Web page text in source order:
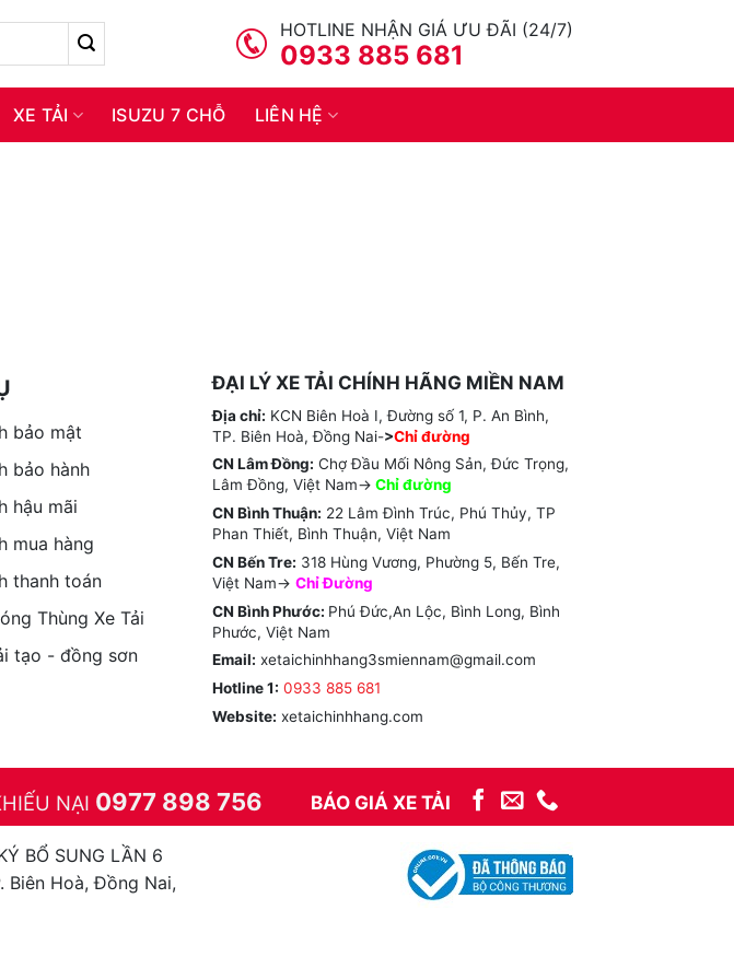
HOTLINE NHẬN GIÁ ƯU ĐÃI (24/7)
0933 885 681
XE TẢI ISUZU 7 CHỖ LIÊN HỆ
bảo mật
bảo hành
hậu mãi
mua hàng
thanh toán
Thùng Xe Tải
tạo - đồng sơn
ĐẠI LÝ XE TẢI CHÍNH HÃNG MIỀN NAM
Địa chỉ: KCN Biên Hoà I, Đường số 1, P. An Bình,
TP. Biên Hoà, Đồng Nai->Chỉ đường
CN Lâm Đồng: Chợ Đầu Mối Nông Sản, Đức Trọng,
Lâm Đồng, Việt Nam-> Chỉđường
CN Bình Thuận: 22 Lâm Đình Trúc, Phú Thủy, TP
Phan Thiết, Bình Thuận, Việt Nam
CN Bến Tre: 318 Hùng Vương, Phường 5, Bến Tre,
Việt Nam-> Chỉ Đường
CN Bình Phước: Phú Đức,An Lộc, Bình Long, Bình
Phước, Việt Nam
Email: xetaichinhhang3smiennam@gmail.com
Hotline 1: 0933 885 681
Website: xetaichinhhang.com
NẠI 0977 898 756 BÁO GIÁ XE TẢI
BỔ SUNG LẦN 6
Biên Hoà, Đồng Nai,